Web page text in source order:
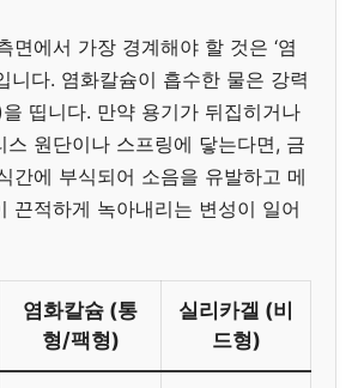
면에서 가장 경계해야 할 것은 ‘염
니다. 염화칼슘이 흡수한 물은 강력
띱니다. 만약 용기가 뒤집히거나
스 원단이나 스프링에 닿는다면, 금
간에 부식되어 소음을 유발하고 메
끈적하게 녹아내리는 변성이 일어
염화칼슘 (통
형/팩형)
실리카겔 (비
드형)